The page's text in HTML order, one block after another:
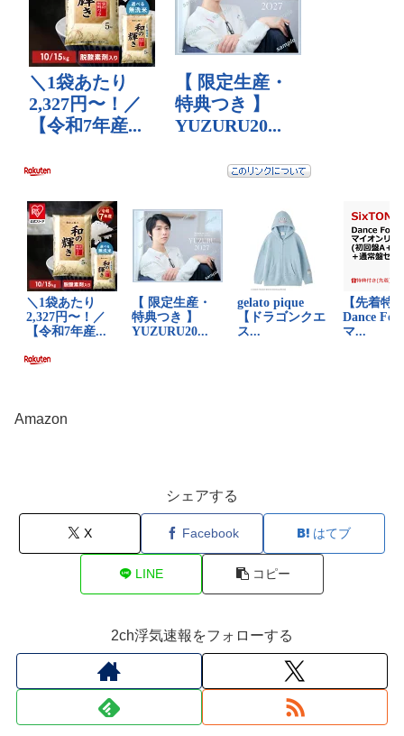
Amazon
シェアする
X Facebook はてブ
LINE コピー
2ch浮気速報をフォローする